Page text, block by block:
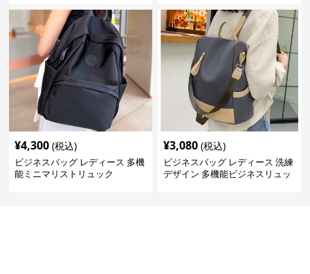
¥4,300 (税込)
ビジネスバッグ レディース 多機
能ミニマリストリュック
¥3,080 (税込)
ビジネスバッグ レディース 洗練
デザイン 多機能ビジネスリュッ